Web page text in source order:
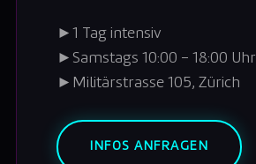
► 1 Tag intensiv
► Samstags 10:00 – 18:00 Uhr
► Militärstrasse 105, Zürich
INFOS ANFRAGEN